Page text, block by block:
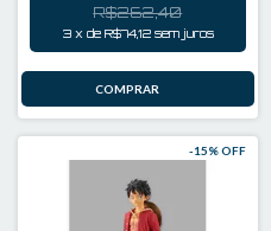
R$262,40
3 x de R$74,12 sem juros
-15% OFF